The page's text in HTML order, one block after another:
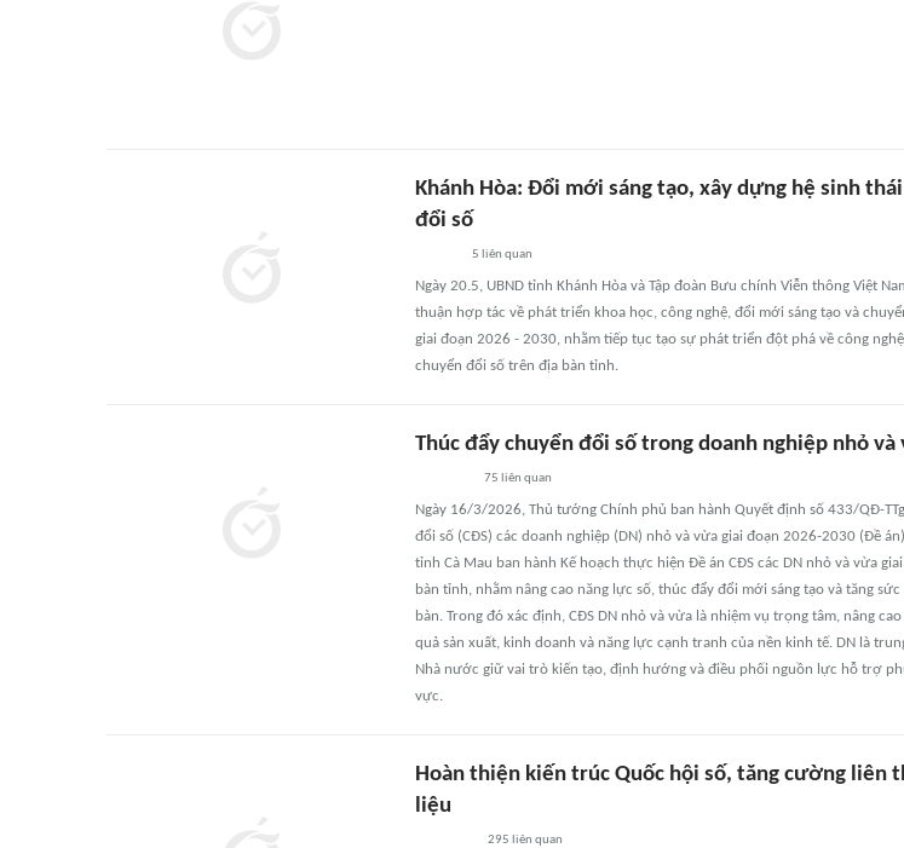
Khánh Hòa: Đổi mới sáng tạo, xây dựng hệ sinh
đổi số
5 liên quan
Ngày 20.5, UBND tỉnh Khánh Hòa và Tập đoàn Bưu chính Viễn thông Việt
thuận hợp tác về phát triển khoa học, công nghệ, đổi mới sáng tạo và
giai đoạn 2026 - 2030, nhằm tiếp tục tạo sự phát triển đột phá về công
chuyển đổi số trên địa bàn tỉnh.
Thúc đẩy chuyển đổi số trong doanh nghiệp nhỏ và
75 liên quan
Ngày 16/3/2026, Thủ tướng Chính phủ ban hành Quyết định số 433/QÐ-
đổi số (CÐS) các doanh nghiệp (DN) nhỏ và vừa giai đoạn 2026-2030 (Ðề
tỉnh Cà Mau ban hành Kế hoạch thực hiện Ðề án CÐS các DN nhỏ và vừa
bàn tỉnh, nhằm nâng cao năng lực số, thúc đẩy đổi mới sáng tạo và tăng
bàn. Trong đó xác định, CÐS DN nhỏ và vừa là nhiệm vụ trọng tâm, nâng
quả sản xuất, kinh doanh và năng lực cạnh tranh của nền kinh tế. DN là
Nhà nước giữ vai trò kiến tạo, định hướng và điều phối nguồn lực hỗ trợ
vực.
Hoàn thiện kiến trúc Quốc hội số, tăng cường liên
liệu
295 liên quan